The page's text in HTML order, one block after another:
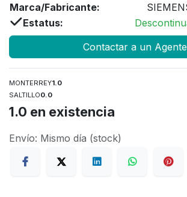
Marca/Fabricante:
Estatus:
Contactar a un Agente
MONTERREY1.0
SALTILLO0.0
1.0 en existencia
Envío: Mismo día (stock)